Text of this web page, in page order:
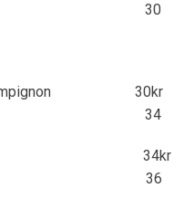
30
champignon 30kr
34
34kr
asparges 36